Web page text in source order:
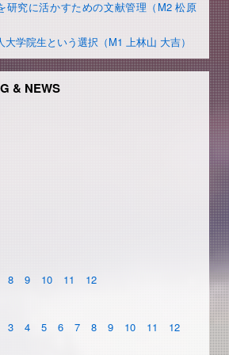
研究に活かすための文献管理（M2 松原
大学院生という選択（M1 上林山 大吉）
& NEWS
8 9 10 11 12
3 4 5 6 7 8 9 10 11 12